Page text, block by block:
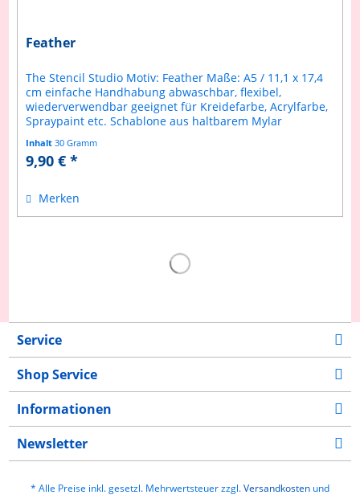
Feather
The Stencil Studio Motiv: Feather Maße: A5 / 11,1 x 17,4
cm einfache Handhabung abwaschbar, flexibel,
wiederverwendbar geeignet für Kreidefarbe, Acrylfarbe,
Spraypaint etc. Schablone aus haltbarem Mylar
Inhalt30 Gramm
9,90 € *
Merken
Service
Shop Service
Informationen
Newsletter
* Alle Preise inkl. gesetzl. Mehrwertsteuer zzgl.Versandkosten und